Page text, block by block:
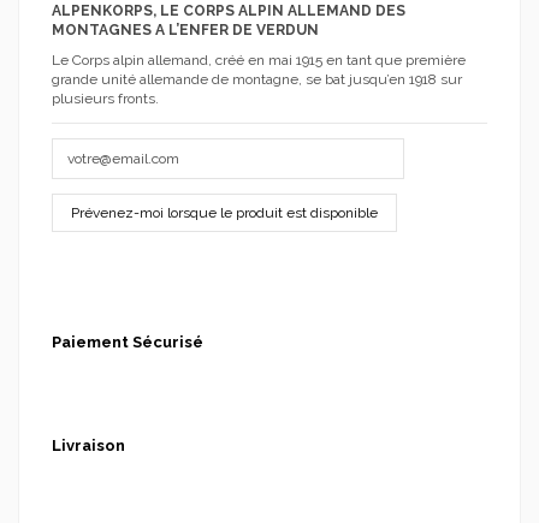
ALPENKORPS, LE CORPS ALPIN ALLEMAND DES
MONTAGNES A L’ENFER DE VERDUN
Le Corps alpin allemand, créé en mai 1915 en tant que première
grande unité allemande de montagne, se bat jusqu’en 1918 sur
plusieurs fronts.
Paiement Sécurisé
Livraison